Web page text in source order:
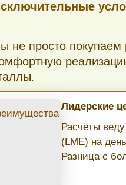
не просто
.
Лидерские
Расчёты
(LME) на
Разница с